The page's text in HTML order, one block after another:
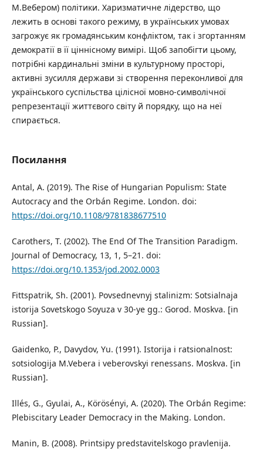
М.Вебером) політики. Харизматичне лідерство, що
лежить в основі такого режиму, в українських умовах
загрожує як громадянським конфліктом, так і згортанням
демократії в її ціннісному вимірі. Щоб запобігти цьому,
потрібні кардинальні зміни в культурному просторі,
активні зусилля держави зі створення переконливої для
українського суспільства цілісної мовно-символічної
репрезентації життєвого світу й порядку, що на неї
спирається.
Посилання
Antal, A. (2019). The Rise of Hungarian Populism: State
Autocracy and the Orbán Regime. London. doi:
https://doi.org/10.1108/9781838677510
Carothers, T. (2002). The End Of The Transition Paradigm.
Journal of Democracy, 13, 1, 5–21. doi:
https://doi.org/10.1353/jod.2002.0003
Fittspatrik, Sh. (2001). Povsednevnyj stalinizm: Sotsialnaja
istorija Sovetskogo Soyuza v 30-ye gg.: Gorod. Moskva. [in
Russian].
Gaidenko, P., Davydov, Yu. (1991). Istorija i ratsionalnost:
sotsiologija M.Vebera i veberovskyi renessans. Moskva. [in
Russian].
Illés, G., Gyulai, A., Körösényi, A. (2020). The Orbán Regime:
Plebiscitary Leader Democracy in the Making. London.
Manin, B. (2008). Printsipy predstavitelskogo pravlenija.